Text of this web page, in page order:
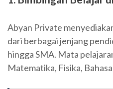
Abyan Private
dari berbagai jenjang
hingga SMA. Mata
Matematika, Fisika,